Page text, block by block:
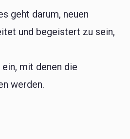
geht darum, neuen
und begeistert zu sein,
mit denen die
werden.